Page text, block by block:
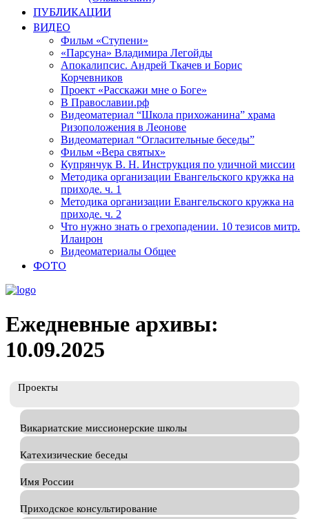
ПУБЛИКАЦИИ
ВИДЕО
Фильм «Ступени»
«Парсуна» Владимира Легойды
Апокалипсис. Андрей Ткачев и Борис
Корчевников
Проект «Расскажи мне о Боге»
В Православии.рф
Видеоматериал “Школа прихожанина” храма
Ризоположения в Леонове
Видеоматериал “Огласительные беседы”
Фильм «Вера святых»
Купрянчук В. Н. Инструкция по уличной миссии
Методика организации Евангельского кружка на
приходе. ч. 1
Методика организации Евангельского кружка на
приходе. ч. 2
Что нужно знать о грехопадении. 10 тезисов митр.
Илаирон
Видеоматериалы Общее
ФОТО
Ежедневные архивы:
10.09.2025
Проекты
Викариатские миссионерские школы
Катехизические беседы
Имя России
Приходское консультирование